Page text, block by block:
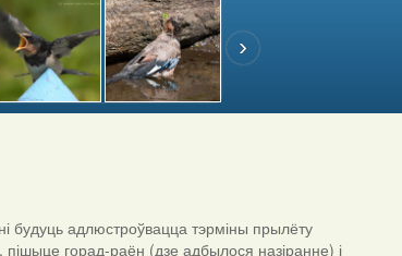
адлюстроўвацца тэрміны прылёту
пішыце горад-раён (дзе адбылося назіранне) і